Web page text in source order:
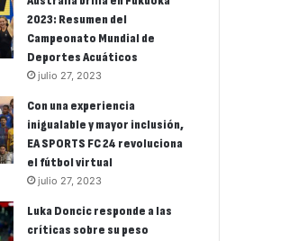
2023: Resumen del
Campeonato Mundial de
Deportes Acuáticos
julio 27, 2023
Con una experiencia
inigualable y mayor inclusión,
EA SPORTS FC 24 revoluciona
el fútbol virtual
julio 27, 2023
Luka Doncic responde a las
críticas sobre su peso